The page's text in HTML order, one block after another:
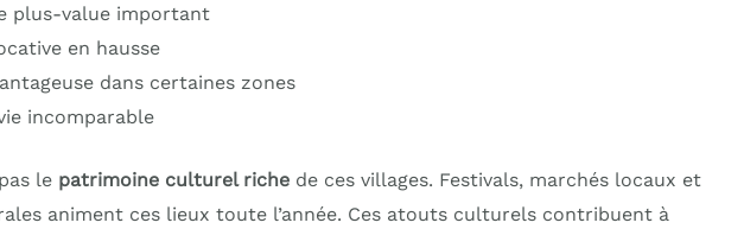
plus-value important
en hausse
dans certaines zones
incomparable
le patrimoine culturel richede ces villages. Festivals, marchés locaux et
animent ces lieux toute l’année. Ces atouts culturels contribuent à